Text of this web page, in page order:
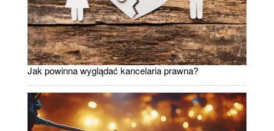
Jak powinna wyglądać kancelaria prawna?